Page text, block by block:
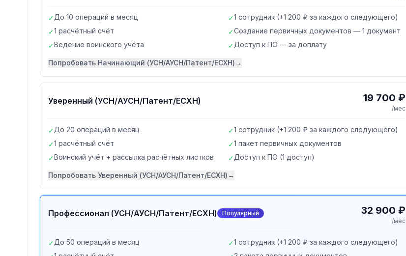
✓До 10 операций в месяц ✓1 сотрудник (+1 200 ₽ за каждого следующего)
✓1 расчётный счёт ✓Создание первичных документов — 1 документ
✓Ведение воинского учёта ✓Доступ к ПО — за доплату
Попробовать Начинающий (УСН/АУСН/Патент/ЕСХН)→
Уверенный (УСН/АУСН/Патент/ЕСХН) 19 700 ₽
/мес
✓До 20 операций в месяц ✓1 сотрудник (+1 200 ₽ за каждого следующего)
✓1 расчётный счёт ✓1 пакет первичных документов
✓Воинский учёт + рассылка расчётных листков ✓Доступ к ПО (1 доступ)
Попробовать Уверенный (УСН/АУСН/Патент/ЕСХН)→
Профессионал (УСН/АУСН/Патент/ЕСХН) Популярный 32 900 ₽
/мес
✓До 50 операций в месяц ✓1 сотрудник (+1 200 ₽ за каждого следующего)